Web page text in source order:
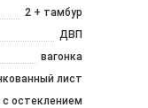
2 + тамбур
ДВП
вагонка
лист
остеклением